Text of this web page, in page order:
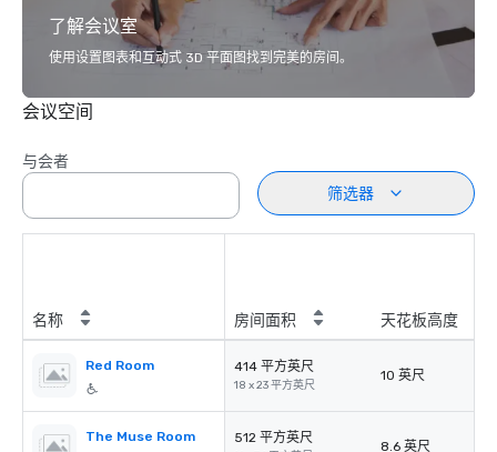
了解会议室
使用设置图表和互动式 3D 平面图找到完美的房间。
会议空间
与会者
筛选器
名称 房间面积 天花板高度
Red Room 414 平方英尺
18 x 23 平方英尺
10 英尺
The Muse Room 512 平方英尺
8.6 英尺